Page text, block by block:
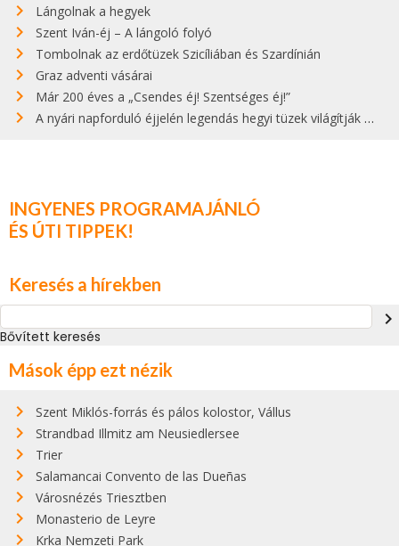
Lángolnak a hegyek
Szent Iván-éj – A lángoló folyó
Tombolnak az erdőtüzek Szicíliában és Szardínián
Graz adventi vásárai
Már 200 éves a „Csendes éj! Szentséges éj!”
A nyári napforduló éjjelén legendás hegyi tüzek világítják meg Zugspitzét
INGYENES PROGRAMAJÁNLÓ
ÉS ÚTI TIPPEK!
Keresés a hírekben
navigate_next
Bővített keresés
Mások épp ezt nézik
Szent Miklós-forrás és pálos kolostor, Vállus
Strandbad Illmitz am Neusiedlersee
Trier
Salamancai Convento de las Dueñas
Városnézés Triesztben
Monasterio de Leyre
Krka Nemzeti Park